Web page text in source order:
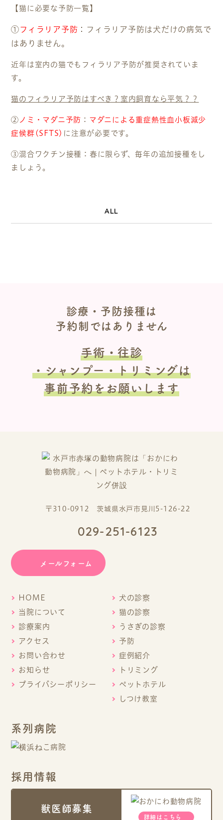
【猫に必要な予防一覧】
①フィラリア予防 ：フィラリア予防は犬だけの病気で
はありません。
近年は室内の猫でもフィラリア予防が推奨されていま
す。
猫のフィラリア予防はすべき？室内飼育なら平気？？
②ノミ・マダニ予防 ： マダニによる重症熱性血小板減少
症候群(SFTS) に注意が必要です。
③混合ワクチン接種：春に限らず、毎年の追加接種をし
ましょう。
ALL
診療・予防接種は
予約制ではありません
手術・往診
・シャンプー・トリミングは
事前予約をお願いします
〒310-0912 茨城県水戸市見川5-126-22
029-251-6123
メールフォーム
HOME
当院について
診療案内
アクセス
お問い合わせ
お知らせ
プライバシーポリシー
犬の診察
猫の診察
うさぎの診察
予防
症例紹介
トリミング
ペットホテル
しつけ教室
系列病院
採用情報
獣医師募集
詳細はこちら